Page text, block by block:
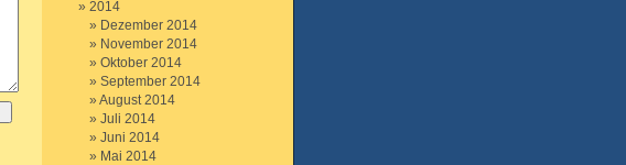
2014
Dezember 2014
November 2014
Oktober 2014
September 2014
August 2014
Juli 2014
Juni 2014
Mai 2014